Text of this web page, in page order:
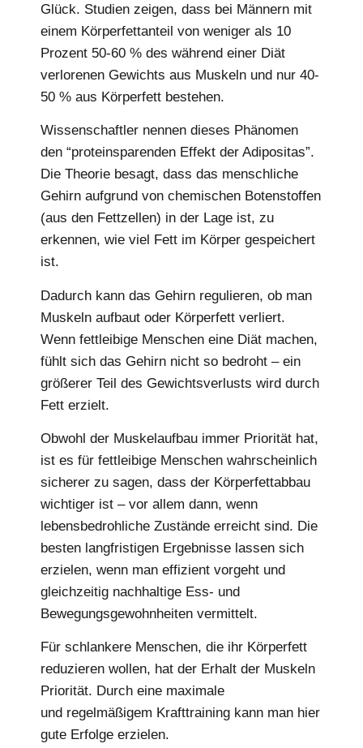
Glück. Studien zeigen, dass bei Männern mit
einem Körperfettanteil von weniger als 10
Prozent 50-60 % des während einer Diät
verlorenen Gewichts aus Muskeln und nur 40-
50 % aus Körperfett bestehen.
Wissenschaftler nennen dieses Phänomen
den “proteinsparenden Effekt der Adipositas”.
Die Theorie besagt, dass das menschliche
Gehirn aufgrund von chemischen Botenstoffen
(aus den Fettzellen) in der Lage ist, zu
erkennen, wie viel Fett im Körper gespeichert
ist.
Dadurch kann das Gehirn regulieren, ob man
Muskeln aufbaut oder Körperfett verliert.
Wenn fettleibige Menschen eine Diät machen,
fühlt sich das Gehirn nicht so bedroht – ein
größerer Teil des Gewichtsverlusts wird durch
Fett erzielt.
Obwohl der Muskelaufbau immer Priorität hat,
ist es für fettleibige Menschen wahrscheinlich
sicherer zu sagen, dass der Körperfettabbau
wichtiger ist – vor allem dann, wenn
lebensbedrohliche Zustände erreicht sind. Die
besten langfristigen Ergebnisse lassen sich
erzielen, wenn man effizient vorgeht und
gleichzeitig nachhaltige Ess- und
Bewegungsgewohnheiten vermittelt.
Für schlankere Menschen, die ihr Körperfett
reduzieren wollen, hat der Erhalt der Muskeln
Priorität. Durch eine maximale
und regelmäßigem Krafttraining kann man hier
gute Erfolge erzielen.